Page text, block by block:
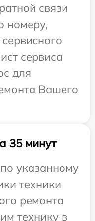
связи
номеру,
сервиса
для
Вашего
35 минут
указанному
техники
ремонта
технику в